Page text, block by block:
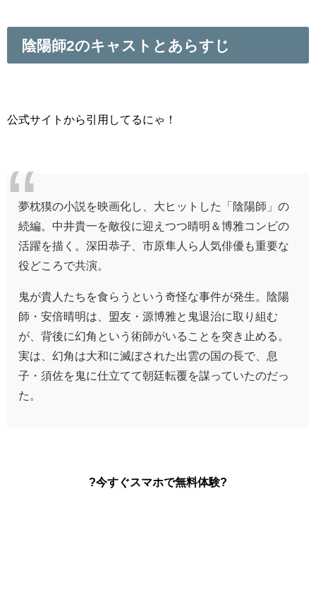
陰陽師2のキャストとあらすじ
公式サイトから引用してるにゃ！
夢枕獏の小説を映画化し、大ヒットした「陰陽師」の
続編。中井貴一を敵役に迎えつつ晴明＆博雅コンビの
活躍を描く。深田恭子、市原隼人ら人気俳優も重要な
役どころで共演。
鬼が貴人たちを食らうという奇怪な事件が発生。陰陽
師・安倍晴明は、盟友・源博雅と鬼退治に取り組む
が、背後に幻角という術師がいることを突き止める。
実は、幻角は大和に滅ぼされた出雲の国の長で、息
子・須佐を鬼に仕立てて朝廷転覆を謀っていたのだっ
た。
?今すぐスマホで無料体験?